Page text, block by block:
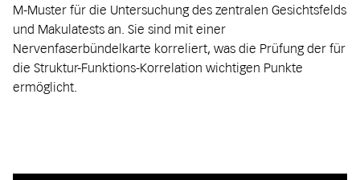
M-Muster für die Untersuchung des zentralen Gesichtsfelds
und Makulatests an. Sie sind mit einer
Nervenfaserbündelkarte korreliert, was die Prüfung der für
die Struktur-Funktions-Korrelation wichtigen Punkte
ermöglicht.